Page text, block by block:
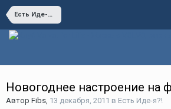
Есть Иде-я?!
Новогоднее настроение на
Автор Fibs, 13 декабря, 2011 в Есть Иде-я?!